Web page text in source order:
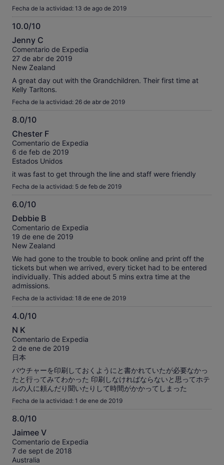
Fecha de la actividad: 13 de ago de 2019
10.0/10
10.0
sobre
10
Jenny C
Comentario de Expedia
27 de abr de 2019
New Zealand
A great day out with the Grandchildren. Their first time at
Kelly Tarltons.
Fecha de la actividad: 26 de abr de 2019
8.0/10
8.0
sobre
10
Chester F
Comentario de Expedia
6 de feb de 2019
Estados Unidos
it was fast to get through the line and staff were friendly
Fecha de la actividad: 5 de feb de 2019
6.0/10
6.0
sobre
10
Debbie B
Comentario de Expedia
19 de ene de 2019
New Zealand
We had gone to the trouble to book online and print off the
tickets but when we arrived, every ticket had to be entered
individually. This added about 5 mins extra time at the
admissions.
Fecha de la actividad: 18 de ene de 2019
4.0/10
4.0
sobre
10
N K
Comentario de Expedia
2 de ene de 2019
日本
バウチャーを印刷しておくようにと書かれていたが必要なかっ
たと行ってみてわかった 印刷しなければならないと思ってホテ
ルの人に頼んだり聞いたりして時間がかかってしまった
Fecha de la actividad: 1 de ene de 2019
8.0/10
8.0
sobre
10
Jaimee V
Comentario de Expedia
7 de sept de 2018
Australia